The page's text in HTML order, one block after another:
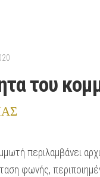
του
περιλαμβάνει
φωνής,